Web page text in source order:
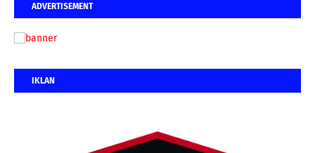
ADVERTISEMENT
IKLAN